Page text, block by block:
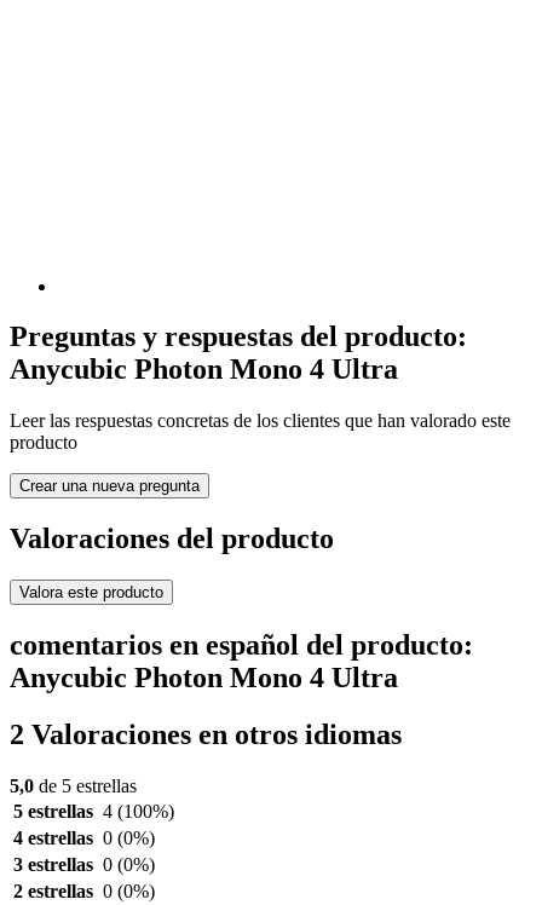
Preguntas y respuestas del producto:
Anycubic Photon Mono 4 Ultra
Leer las respuestas concretas de los clientes que han valorado este
producto
Crear una nueva pregunta
Valoraciones del producto
Valora este producto
comentarios en español del producto:
Anycubic Photon Mono 4 Ultra
2 Valoraciones en otros idiomas
5,0 de 5 estrellas
5 estrellas 4 (100%)
4 estrellas 0 (0%)
3 estrellas 0 (0%)
2 estrellas 0 (0%)